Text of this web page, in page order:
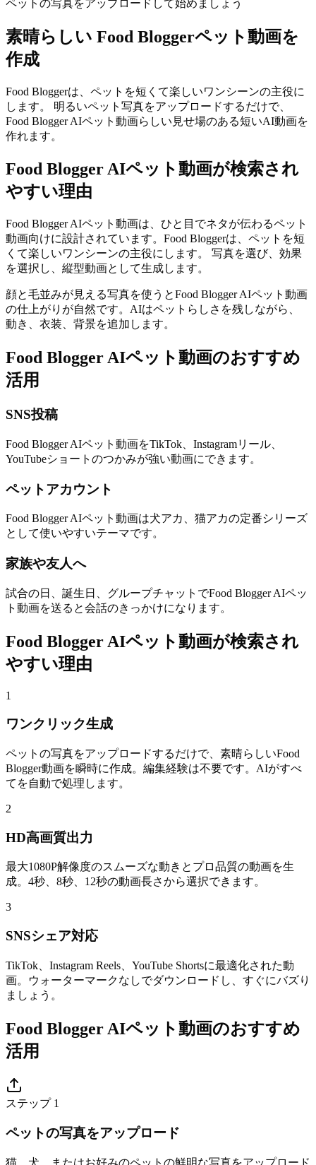
ペットの写真をアップロードして始めましょう
素晴らしい Food Bloggerペット動画を
作成
Food Bloggerは、ペットを短くて楽しいワンシーンの主役に
します。 明るいペット写真をアップロードするだけで、
Food Blogger AIペット動画らしい見せ場のある短いAI動画を
作れます。
Food Blogger AIペット動画が検索され
やすい理由
Food Blogger AIペット動画は、ひと目でネタが伝わるペット
動画向けに設計されています。Food Bloggerは、ペットを短
くて楽しいワンシーンの主役にします。 写真を選び、効果
を選択し、縦型動画として生成します。
顔と毛並みが見える写真を使うとFood Blogger AIペット動画
の仕上がりが自然です。AIはペットらしさを残しながら、
動き、衣装、背景を追加します。
Food Blogger AIペット動画のおすすめ
活用
SNS投稿
Food Blogger AIペット動画をTikTok、Instagramリール、
YouTubeショートのつかみが強い動画にできます。
ペットアカウント
Food Blogger AIペット動画は犬アカ、猫アカの定番シリーズ
として使いやすいテーマです。
家族や友人へ
試合の日、誕生日、グループチャットでFood Blogger AIペッ
ト動画を送ると会話のきっかけになります。
Food Blogger AIペット動画が検索され
やすい理由
1
ワンクリック生成
ペットの写真をアップロードするだけで、素晴らしいFood
Blogger動画を瞬時に作成。編集経験は不要です。AIがすべ
てを自動で処理します。
2
HD高画質出力
最大1080P解像度のスムーズな動きとプロ品質の動画を生
成。4秒、8秒、12秒の動画長さから選択できます。
3
SNSシェア対応
TikTok、Instagram Reels、YouTube Shortsに最適化された動
画。ウォーターマークなしでダウンロードし、すぐにバズり
ましょう。
Food Blogger AIペット動画のおすすめ
活用
ステップ 1
ペットの写真をアップロード